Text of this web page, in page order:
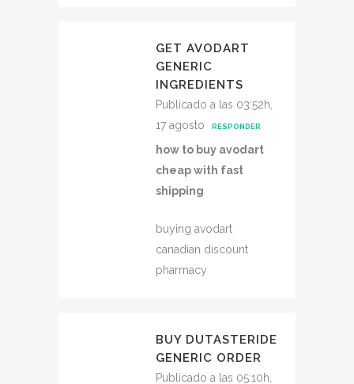
GET AVODART
GENERIC
INGREDIENTS
Publicado a las 03:52h,
17 agosto
RESPONDER
how to buy avodart
cheap with fast
shipping
buying avodart
canadian discount
pharmacy
BUY DUTASTERIDE
GENERIC ORDER
Publicado a las 05:10h,